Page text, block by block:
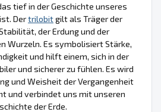
tief in der Geschichte unseres
Dertrilobitgilt als Träger der
der Erdung und der
Wurzeln. Es symbolisiert Stärke,
und hilft einem, sich in der
und sicherer zu fühlen. Es wird
und Weisheit der Vergangenheit
und verbindet uns mit unseren
der Erde.